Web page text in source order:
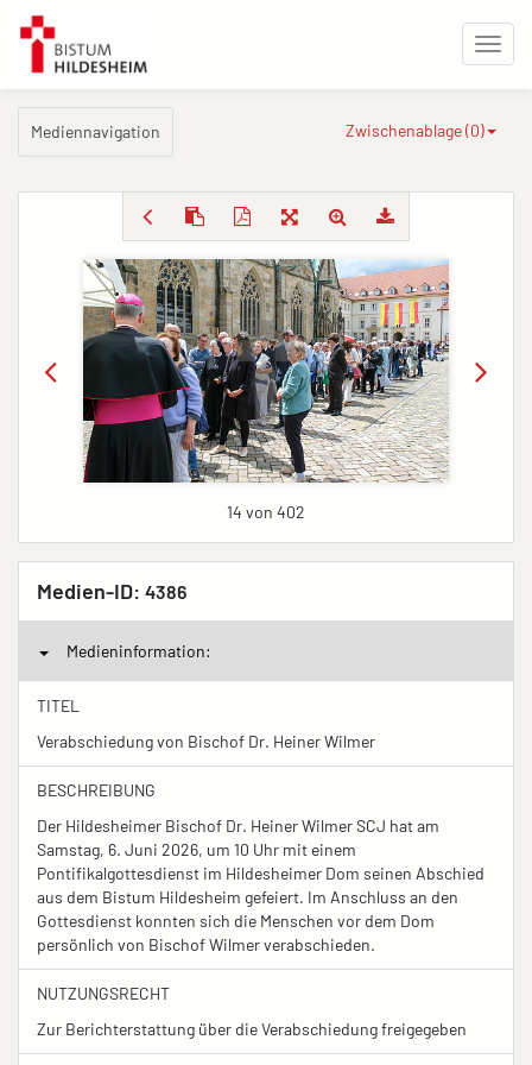
Mediennavigation Zwischenablage (0)
14 von 402
Medien-ID: 4386
Medieninformation:
TITEL
Verabschiedung von Bischof Dr. Heiner Wilmer
BESCHREIBUNG
Der Hildesheimer Bischof Dr. Heiner Wilmer SCJ hat am
Samstag, 6. Juni 2026, um 10 Uhr mit einem
Pontifikalgottesdienst im Hildesheimer Dom seinen Abschied
aus dem Bistum Hildesheim gefeiert. Im Anschluss an den
Gottesdienst konnten sich die Menschen vor dem Dom
persönlich von Bischof Wilmer verabschieden.
NUTZUNGSRECHT
Zur Berichterstattung über die Verabschiedung freigegeben